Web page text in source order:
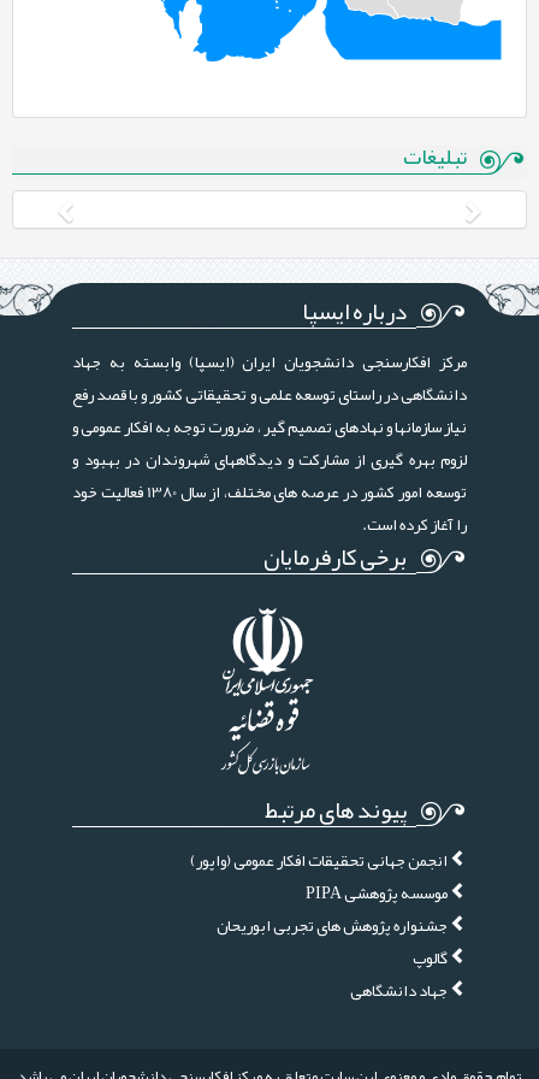
«بررسی نظرات شهروندان تهرانی در خصوص بیماری کرونا»
تبلیغات
درباره ایسپا
مرکز افکارسنجی دانشجویان ایران (ایسپا) وابسته به جهاد
دانشگاهی در راستای توسعه علمی و تحقیقاتی کشور و با قصد رفع
نیاز سازمانها و نهادهای تصمیم گیر ، ضرورت توجه به افکار عمومی و
لزوم بهره گیری از مشارکت و دیدگاههای شهروندان در بهبود و
توسعه امور کشور در عرصه های مختلف، از سال 1380 فعالیت خود
را آغاز کرده است.
برخی کارفرمایان
پیوند های مرتبط
انجمن جهانی تحقیقات افکار عمومی (واپور)
موسسه پژوهشی PIPA
جشنواره پژوهش های تجربی ابوریحان
گالوپ
جهاد دانشگاهی